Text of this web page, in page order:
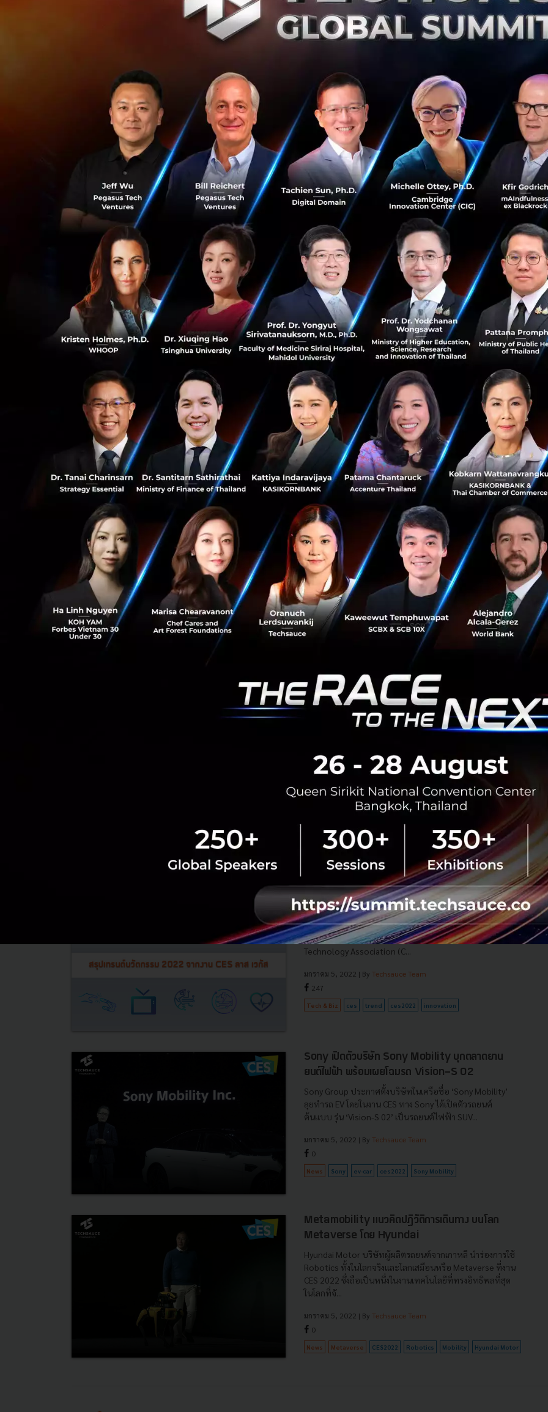
70
PR News Intel ces2022
งาน CES
ในงาน CES 2022 ที่ Las Vegas ได้มีการจัดแสดงหุ่นยนต์
Ameca ตัวสีเทา ที่สามารถแสดงออกทางสีหน้าได้แบบเดียวกับ
มนุษย์ โดยเป็น Humanoid Robot หรือหุ่นยนต์ที่ถูกออกแบบ
มาเลียนแบบโครงสร้าง...
มกราคม 6, 2022| ByTechsauce Team
0
News robot Ameca ces2022
BMW เปิดตัวรถยนต์เปลี่ยนสีได้ คันแรกของโลก ที่งาน
CES2022
BMW เผยรถยนต์รุ่น BMW iX Flow ที่สามารถเปลี่ยนสีได้ โดย
การกดปุ่ม ซึ่งได้ร่วมมือกับ E Ink เทคโนโลยีนี้ เกิดขึ้นจาก การใช้
ไมโครแคปซูลหลายล้านเม็ด ซึ่งมีเส้นผ่านศูนย์กลางเทียบเท่า
กับค...
มกราคม 6, 2022| By
Techsauce Team
0
News CES bmw CES2022
Hisense เปิดตัว Laser TV ความละเอียด 8K เครื่อง
แรกของโลกที่งาน CES 2022
Hisense บริษัทอุปกรณ์อิเล็กทรอนิกส์เพื่อผู้บริโภคและเครื่อง
ใช้ภายในบ้านชั้นนำระดับโลก ชูจุดเด่นผลิตภัณฑ์ซีรีส์ ULED 8K
Mini-LED และโซลูชันเทคโนโลยีจอแสดงผลด้วยเลเซอร์ความ
ละเอียด 8K...
มกราคม 6, 2022| ByTechsauce Team
0
News ces2022 hisense-group
Bosch ผลักดัน AI และ IoT เพิ่มคุณค่า ทุกผลิตภัณฑ์
ของบริษัทสามารถเชื่อมต่อถึงกันได้ พร้อมปรับโมเดล
ขายให้ครอบคลุมฐานรายได้จากการบริการ
ไม่ว่าจะเป็นที่พักอาศัย บนท้องถนน ที่ทำงาน ในโรงพยาบาล
แม้กระทั่งในอวกาศ Bosch ได้พัฒนาคุณภาพชีวิตของผู้คน
อย่างต่อเนื่องในทุกแง่มุมของการใช้ชีวิตด้วยโซลูชั่นอัจฉริยะ
และการเชื่อมต่อ...
News IoT CES bosch
Samsung ประกาศวิสัยทัศน์ Together for
Tomorrow ในงาน CES2022 เดินหน้าลด Carbon
Samsung Electronics เผยวิสัยทัศน์แห่งอนาคต “Together
for Tomorrow” บนเวที Keynote ก่อนงาน CES 2022 เพื่อ
ตอกย้ำความมุ่งมั่นของ Samsung ในการก้าวเข้าสู่ยุคใหม่แห่ง
การอยู่ร่วมกัน...
มกราคม 5, 2022 | By
Sustainable Focus samsung ces2022
สรุปเทรนด์นวัตกรรม 2022 จากงาน CES ลาส เวกัส
จับตาเทรนด์นวัตกรรมที่น่าสนใจจาก CES 2022 งานแสดง
นวัตกรรมสุดยิ่งใหญ่ระดับโลก จัดขึ้นที่ Las Vegas เปิดงานรอบ
สื่อด้วย Steve Koenig VP Research จาก Consumer
Technology Association (C...
มกราคม 5, 2022 | By Techsauce Team
247
Tech & Biz ces trend ces2022 innovation
Sony เปิดตัวบริษัท Sony Mobility บุกตลาดยาน
ยนต์ไฟฟ้า พร้อมเผยโฉมรถ Vision-S 02
Sony Group ประกาศตั้งบริษัทในเครือชื่อ ‘Sony Mobility’
ลุยทำรถ EV โดยในงาน CES ทาง Sony ได้เปิดตัวรถยนต์
ต้นแบบ รุ่น ‘Vision-S 02’ เป็นรถยนต์ไฟฟ้า SUV...
มกราคม 5, 2022 | By Techsauce Team
0
News Sony ev-car ces2022 Sony Mobility
Metamobility แนวคิดปฏิวัติการเดินทาง บนโลก
Metaverse โดย Hyundai
Hyundai Motor บริษัทผู้ผลิตรถยนต์จากเกาหลี นำร่องการใช้
Robotics ทั้งในโลกจริงและโลกเสมือนหรือ Metaverse ที่งาน
CES 2022 ซึ่งถือเป็นหนึ่งในงานเทคโนโลยีที่ทรงอิทธิพลที่สุด
ในโลกที่จั...
มกราคม 5, 2022 | By Techsauce Team
0
News Metaverse CES2022 Robotics Mobility Hyundai Motor